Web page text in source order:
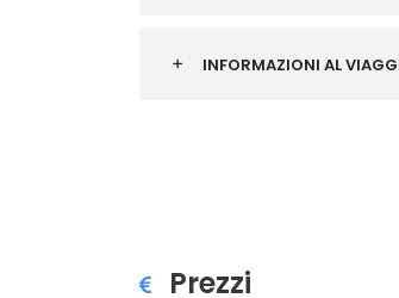
INFORMAZIONI AL
Prezzi